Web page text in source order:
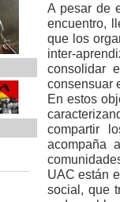
A pesar de
encuentro,
que los
inter-
consolidar
consensuar
En estos
compartir
acompaña
UAC están
social, que